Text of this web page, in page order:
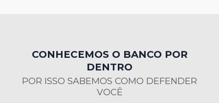
CONHECEMOS O BANCO POR
DENTRO
POR ISSO SABEMOS COMO DEFENDER
VOCÊ